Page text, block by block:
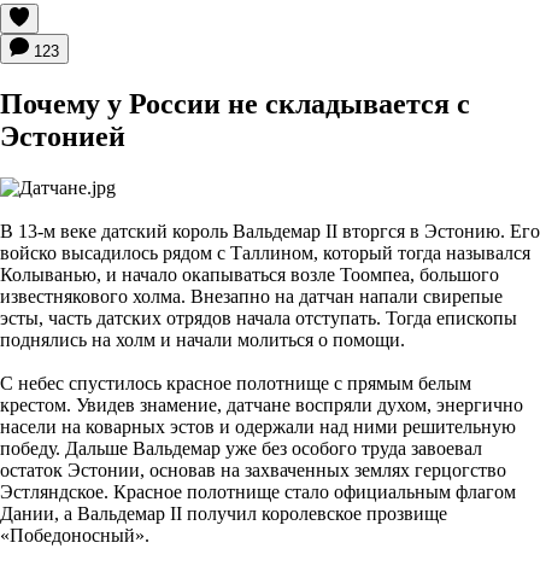
123
Почему у России не складывается с
Эстонией
В 13-м веке датский король Вальдемар II вторгся в Эстонию. Его
войско высадилось рядом с Таллином, который тогда назывался
Колыванью, и начало окапываться возле Тоомпеа, большого
известнякового холма. Внезапно на датчан напали свирепые
эсты, часть датских отрядов начала отступать. Тогда епископы
поднялись на холм и начали молиться о помощи.
С небес спустилось красное полотнище с прямым белым
крестом. Увидев знамение, датчане воспряли духом, энергично
насели на коварных эстов и одержали над ними решительную
победу. Дальше Вальдемар уже без особого труда завоевал
остаток Эстонии, основав на захваченных землях герцогство
Эстляндское. Красное полотнище стало официальным флагом
Дании, а Вальдемар II получил королевское прозвище
«Победоносный».